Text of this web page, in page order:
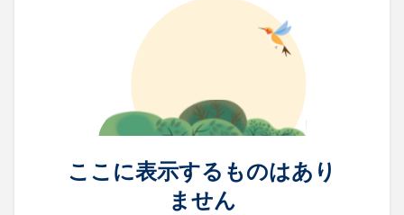
ここに表示するものはあり
ません